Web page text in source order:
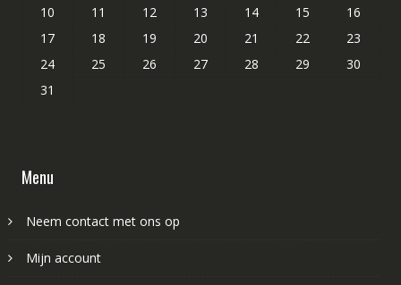
10
11 12 13 14 15
16
17
18 19 20 21 22
23
24
25 26 27 28 29
30
31
Menu
Neem contact met ons op
Mijn account